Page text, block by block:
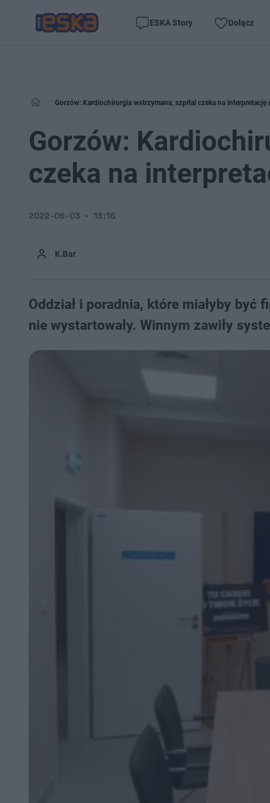
ESKA Story Dołącz
Gorzów: Kardiochirurgia wstrzymana, szpital czeka na interpretację
Gorzów:
czeka na
K.Bar
2022-06-03 13:16
Oddział i poradnia, które miałyby być
nie wystartowały. Winnym zawiły